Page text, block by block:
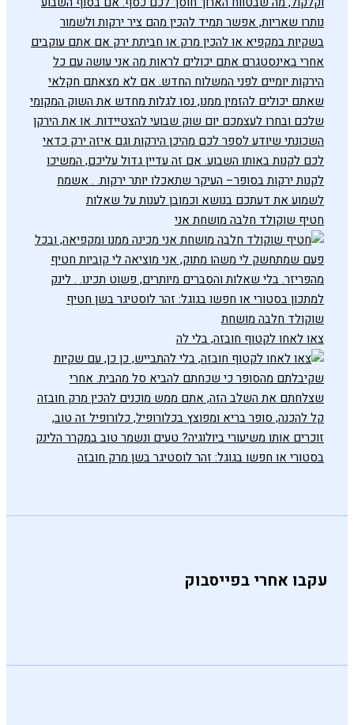
חטיף שוקולד חלבה מושחת אני
צאו לאחו לקטוף חובזה, בלי לה
עקבו אחרי בפייסבוק